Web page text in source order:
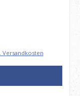
Versandkosten